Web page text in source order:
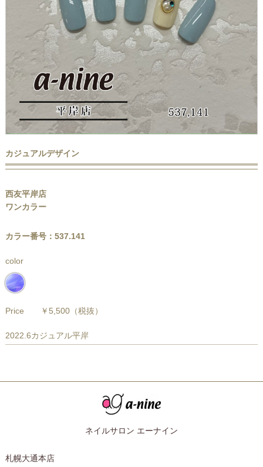
カジュアルデザイン
西友平岸店
ワンカラー
カラー番号：537.141
color
Price ￥5,500（税抜）
2022.6カジュアル平岸
ネイルサロン エーナイン
札幌大通本店